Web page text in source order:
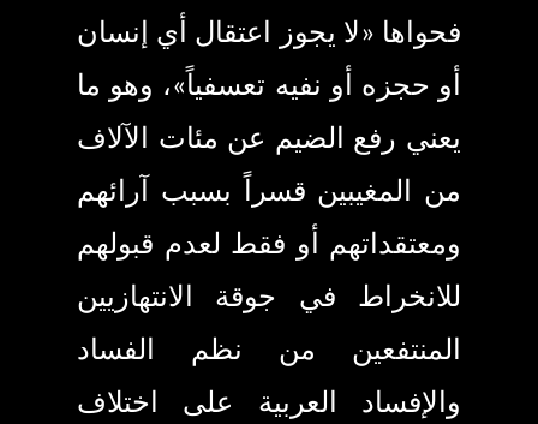
فحواها «لا يجوز اعتقال أي إنسان
أو حجزه أو نفيه تعسفياً»، وهو ما
يعني رفع الضيم عن مئات الآلاف
من المغيبين قسراً بسبب آرائهم
ومعتقداتهم أو فقط لعدم قبولهم
للانخراط في جوقة الانتهازيين
المنتفعين من نظم الفساد
والإفساد العربية على اختلاف